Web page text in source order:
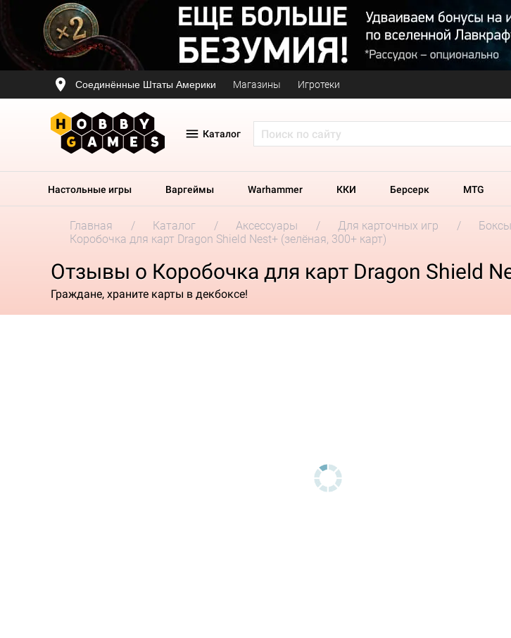
Соединённые Штаты Америки Магазины Игротеки
Каталог
Настольные игры Варгеймы Warhammer ККИ Берсерк MTG
Главная Каталог Аксессуары Для карточных игр
Коробочка для карт Dragon Shield Nest+ (зелёная, 300+ карт)
Отзывы о Коробочка для карт Dragon Shield
Граждане, храните карты в декбоксе!